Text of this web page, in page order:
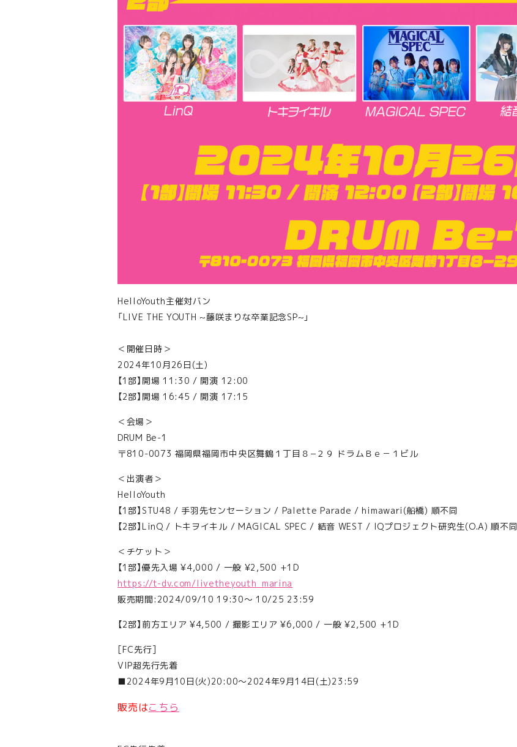
HelloYouth主催対バン
「LIVE THE YOUTH ~藤咲まりな卒業記念SP~」
＜開催日時＞
2024年10月26日(土)
【1部】開場 11:30 / 開演 12:00
【2部】開場 16:45 / 開演 17:15
＜会場＞
DRUM Be-1
〒810-0073 福岡県福岡市中央区舞鶴１丁目８−２９ ドラムＢｅ－１ビル
＜出演者＞
HelloYouth
【1部】STU48 / ⼿⽻先センセーション / Palette Parade / himawari(船橋) 順不同
【2部】LinQ / トキヲイキル / MAGICAL SPEC / 結音 WEST / IQプロジェクト研究生(O.A) 順不同
＜チケット＞
【1部】優先入場 ¥4,000 / 一般 ¥2,500 +1D
https://t-dv.com/livetheyouth_marina
販売期間:2024/09/10 19:30〜 10/25 23:59
【2部】前方エリア ¥4,500 / 撮影エリア ¥6,000 / 一般 ¥2,500 +1D
[FC先行]
VIP超先行先着
■2024年9月10日(火)20:00〜2024年9月14日(土)23:59
販売はこちら